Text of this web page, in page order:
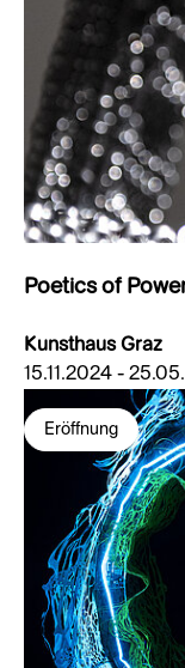
Poetics of
Kunsthaus Graz
15.11.2024 -
Eröffnung